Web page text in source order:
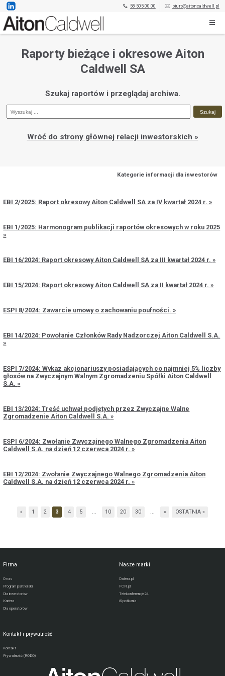
58 505 00 00 biuro@aitoncaldwell.pl
Raporty bieżące i okresowe Aiton
Caldwell SA
Szukaj raportów i przeglądaj archiwa.
Wróć do strony głównej relacji inwestorskich »
Kategorie informacji dla inwestorów
EBI 2/2025: Raport okresowy Aiton Caldwell SA za IV kwartał 2024 r.
EBI 1/2025: Harmonogram publikacji raportów okresowych w roku 2025
EBI 16/2024: Raport okresowy Aiton Caldwell SA za III kwartał 2024 r.
EBI 15/2024: Raport okresowy Aiton Caldwell SA za II kwartał 2024 r.
ESPI 8/2024: Zawarcie umowy o zachowaniu poufności.
EBI 14/2024: Powołanie Członków Rady Nadzorczej Aiton Caldwell S.A.
ESPI 7/2024: Wykaz akcjonariuszy posiadających co najmniej 5% liczby
głosów na Zwyczajnym Walnym Zgromadzeniu Spółki Aiton Caldwell
S.A.
EBI 13/2024: Treść uchwał podjętych przez Zwyczajne Walne
Zgromadzenie Aiton Caldwell S.A.
ESPI 6/2024: Zwołanie Zwyczajnego Walnego Zgromadzenia Aiton
Caldwell S.A. na dzień 12 czerwca 2024 r.
EBI 12/2024: Zwołanie Zwyczajnego Walnego Zgromadzenia Aiton
Caldwell S.A. na dzień 12 czerwca 2024 r.
« 1 2 3 4 5 ... 10 20 30 ... » OSTATNIA »
Firma
O nas
Program partnerski
Dla inwestorów
Kariera
Dla operatorów
Nasze marki
Datera.pl
FCN.pl
Telekonferencje24
iSpotkania
Kontakt i prywatność
Kontakt
Prywatność (RODO)